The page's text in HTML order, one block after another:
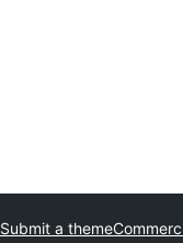
Submit a theme